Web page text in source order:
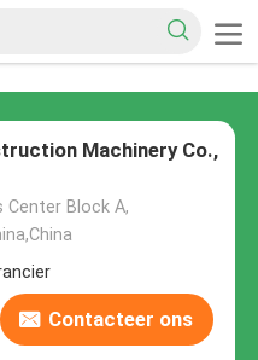
Machinery Co.,
Center Block A,
Contacteer ons